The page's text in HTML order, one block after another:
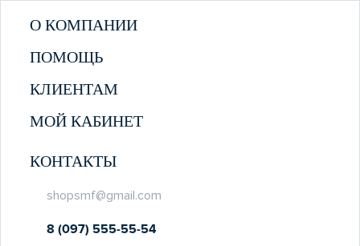
О КОМПАНИИ
ПОМОЩЬ
КЛИЕНТАМ
МОЙ КАБИНЕТ
КОНТАКТЫ
shopsmf@gmail.com
8 (097) 555-55-54